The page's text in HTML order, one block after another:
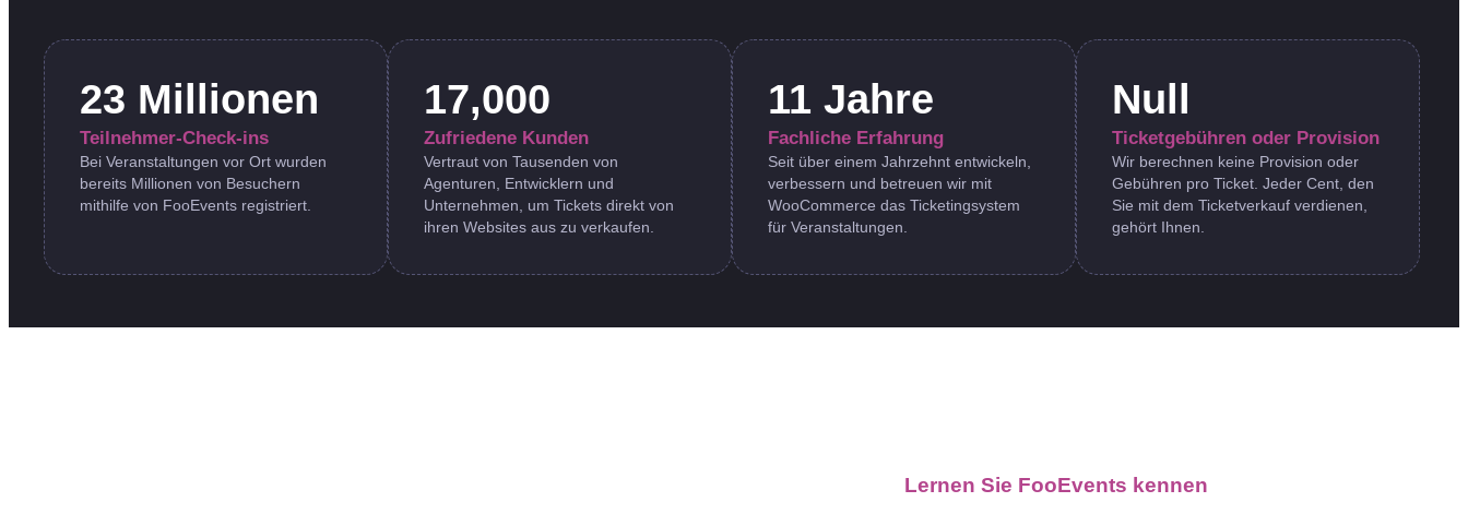
23 Millionen
Teilnehmer-Check-ins
Bei Veranstaltungen vor Ort wurden
bereits Millionen von Besuchern
mithilfe von FooEvents registriert.
17,000
Zufriedene Kunden
Vertraut von Tausenden von
Agenturen, Entwicklern und
Unternehmen, um Tickets direkt von
ihren Websites aus zu verkaufen.
11 Jahre
Fachliche Erfahrung
Seit über einem Jahrzehnt entwickeln,
verbessern und betreuen wir mit
WooCommerce das Ticketingsystem
für Veranstaltungen.
Null
Ticketgebühren oder Provision
Wir berechnen keine Provision oder
Gebühren pro Ticket. Jeder Cent, den
Sie mit dem Ticketverkauf verdienen,
gehört Ihnen.
Lernen Sie FooEvents kennen